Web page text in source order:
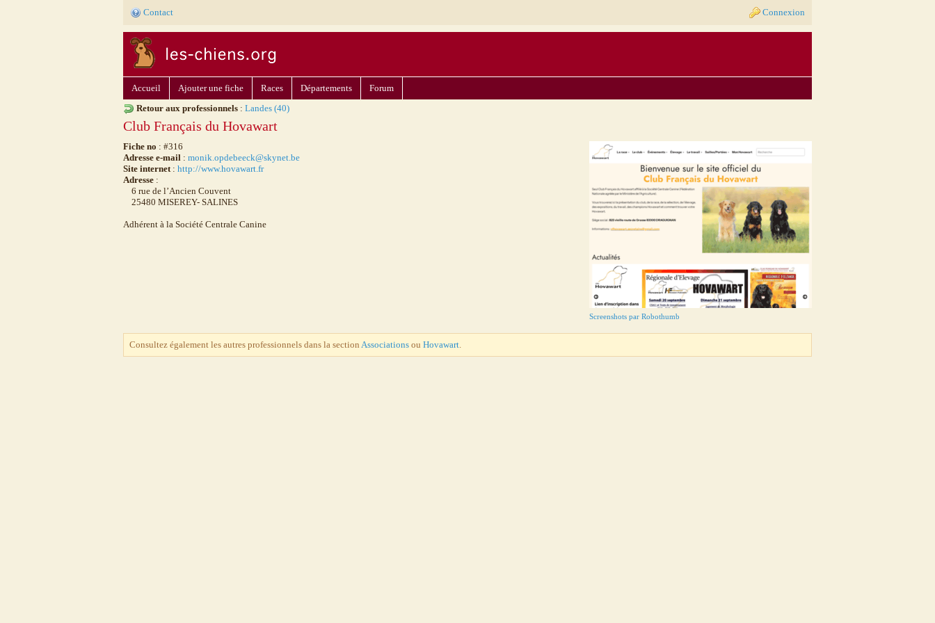
Contact Connexion
Accueil Ajouter une fiche Races Départements
Forum
Retour aux professionnels : Landes (40)
Club Français du Hovawart
Fiche no : #316
Adresse e-mail : monik.opdebeeck@skynet.be
Site internet: http://www.hovawart.fr
Adresse :
6 rue de l’Ancien Couvent
25480 MISEREY- SALINES
Adhérent à la Société Centrale Canine
Screenshots par Robothumb
Consultez également les autres professionnels dans la section Associations ou Hovawart.